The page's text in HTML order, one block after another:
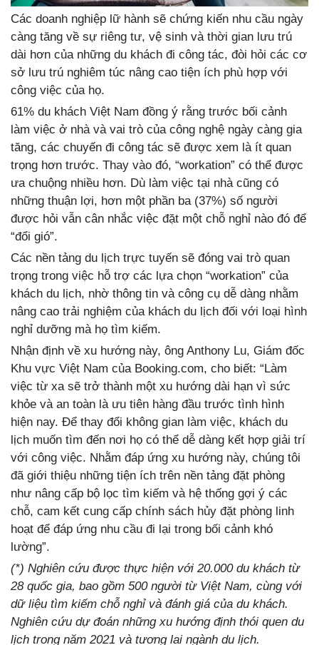
Các doanh nghiệp lữ hành sẽ chứng kiến nhu cầu ngày
càng tăng về sự riêng tư, vệ sinh và thời gian lưu trú
dài hơn của những du khách đi công tác, đòi hỏi các cơ
sở lưu trú nghiêm túc nâng cao tiện ích phù hợp với
công việc của họ.
61% du khách Việt Nam đồng ý rằng trước bối cảnh
làm việc ở nhà và vai trò của công nghệ ngày càng gia
tăng, các chuyến đi công tác sẽ được xem là ít quan
trọng hơn trước. Thay vào đó, “workation” có thể được
ưa chuộng nhiều hơn. Dù làm việc tại nhà cũng có
những thuận lợi, hơn một phần ba (37%) số người
được hỏi vẫn cân nhắc việc đặt một chỗ nghỉ nào đó để
“đổi gió”.
Các nền tảng du lịch trực tuyến sẽ đóng vai trò quan
trọng trong việc hỗ trợ các lựa chọn “workation” của
khách du lịch, nhờ thông tin và công cụ dễ dàng nhằm
nâng cao trải nghiệm của khách du lịch đối với loại hình
nghỉ dưỡng mà họ tìm kiếm.
Nhận định về xu hướng này, ông Anthony Lu, Giám đốc
Khu vực Việt Nam của Booking.com, cho biết: “Làm
việc từ xa sẽ trở thành một xu hướng dài hạn vì sức
khỏe và an toàn là ưu tiên hàng đầu trước tình hình
hiện nay. Để thay đổi không gian làm việc, khách du
lịch muốn tìm đến nơi họ có thể dễ dàng kết hợp giải trí
với công việc. Nhằm đáp ứng xu hướng này, chúng tôi
đã giới thiệu những tiện ích trên nền tảng đặt phòng
như nâng cấp bộ lọc tìm kiếm và hệ thống gợi ý các
chỗ, cam kết cung cấp chính sách hủy đặt phòng linh
hoạt để đáp ứng nhu cầu đi lại trong bối cảnh khó
lường”.
(*) Nghiên cứu được thực hiện với 20.000 du khách từ
28 quốc gia, bao gồm 500 người từ Việt Nam, cùng với
dữ liệu tìm kiếm chỗ nghỉ và đánh giá của du khách.
Nghiên cứu dự đoán những xu hướng định thói quen du
lịch trong năm 2021 và tương lai ngành du lịch.